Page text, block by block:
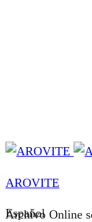
Español
AROVITE
Archivo Online